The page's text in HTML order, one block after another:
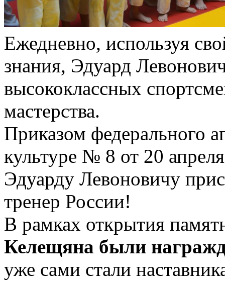
Ежедневно, используя
знания, Эдуард
высококлассных
мастерства.
Приказом федерального
культуре № 8 от 20
Эдуарду Левоновичу
тренер России!
В рамках открытия
Келещяна были
уже сами стали